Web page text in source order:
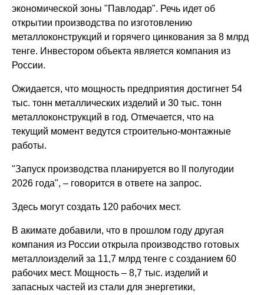
экономической зоны "Павлодар". Речь идет об
открытии производства по изготовлению
металлоконструкций и горячего цинкования за 8 млрд
тенге. Инвестором объекта является компания из
России.
Ожидается, что мощность предприятия достигнет 54
тыс. тонн металлических изделий и 30 тыс. тонн
металлоконструкций в год. Отмечается, что на
текущий момент ведутся строительно-монтажные
работы.
"Запуск производства планируется во II полугодии
2026 года", – говорится в ответе на запрос.
Здесь могут создать 120 рабочих мест.
В акимате добавили, что в прошлом году другая
компания из России открыла производство готовых
металлоизделий за 11,7 млрд тенге с созданием 60
рабочих мест. Мощность – 8,7 тыс. изделий и
запасных частей из стали для энергетики,